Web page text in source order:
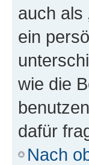
auch als
ein
wie die
dafür
Nach